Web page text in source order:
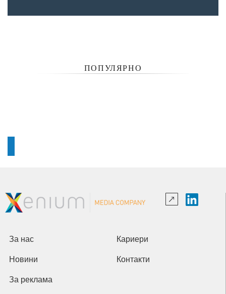
ПОПУЛЯРНО
За нас Кариери
Новини Контакти
За реклама